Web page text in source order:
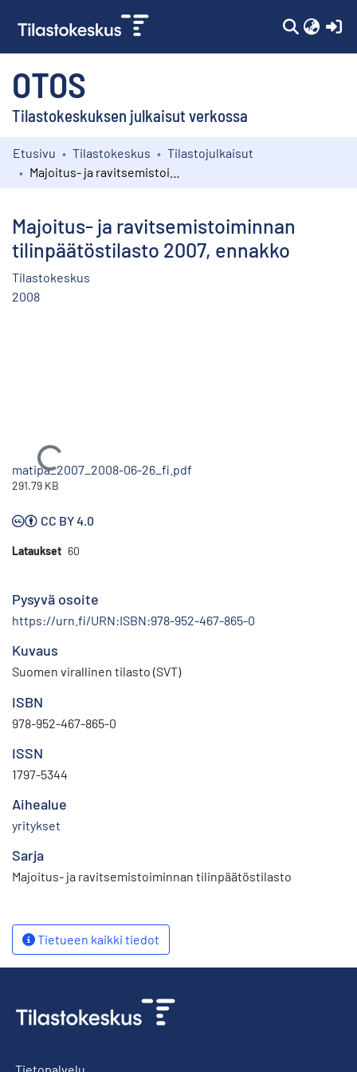
OTOS
Tilastokeskuksen julkaisut verkossa
Kokoelmat
Etusivu Tilastokeskus
Tilastojulkaisut
Majoitus- ja ravitsemistoiminnan
tilinpäätöstilasto 2007, ennakko
Tilastokeskus
2008
Ladataan...
matipa_2007_2008-06-26_fi.pdf
291.79 KB
CC BY 4.0
Lataukset 60
Pysyvä osoite
https://urn.fi/URN:ISBN:978-952-467-865-0
Kuvaus
Suomen virallinen tilasto (SVT)
ISBN
978-952-467-865-0
ISSN
1797-5344
Aihealue
yritykset
Sarja
Majoitus- ja ravitsemistoiminnan tilinpäätöstilasto
Tietueen kaikki tiedot